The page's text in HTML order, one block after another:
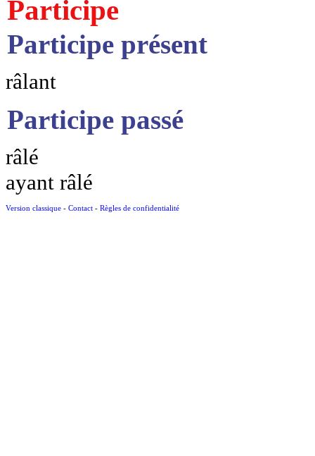
Participe
Participe présent
râlant
Participe passé
râlé
ayant râlé
Version classique - Contact - Règles de confidentialité